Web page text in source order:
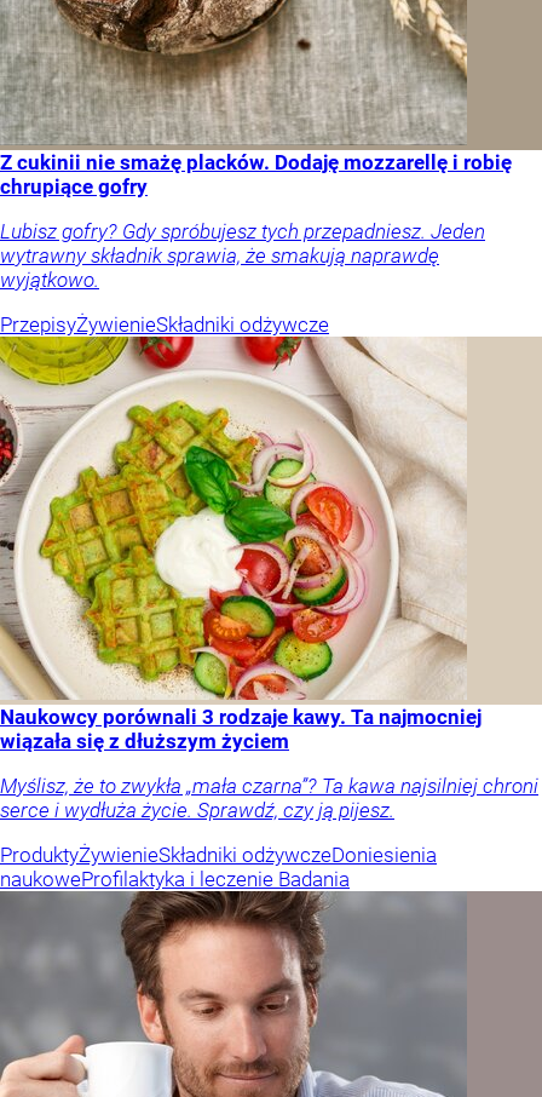
Z cukinii nie smażę placków. Dodaję mozzarellę i robię
chrupiące gofry
Lubisz gofry? Gdy spróbujesz tych przepadniesz. Jeden
wytrawny składnik sprawia, że smakują naprawdę
wyjątkowo.
PrzepisyŻywienieSkładniki odżywcze
Naukowcy porównali 3 rodzaje kawy. Ta najmocniej
wiązała się z dłuższym życiem
Myślisz, że to zwykła „mała czarna”? Ta kawa najsilniej chroni
serce i wydłuża życie. Sprawdź, czy ją pijesz.
ProduktyŻywienieSkładniki odżywczeDoniesienia
naukoweProfilaktyka i leczenie Badania